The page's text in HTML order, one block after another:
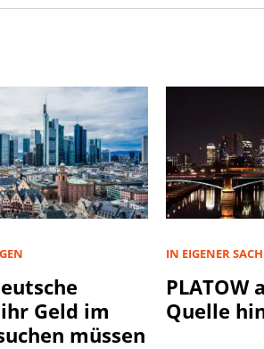
Geld im
müssen
IN EIGENER
PLATOW
Quelle